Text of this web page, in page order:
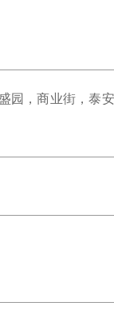
园，商业街，泰